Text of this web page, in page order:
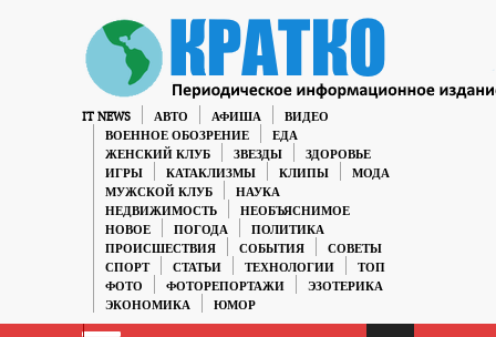
IT NEWS АВТО АФИША
ВИДЕО
ВОЕННОЕ ОБОЗРЕНИЕ
ЕДА
ЖЕНСКИЙ КЛУБ
ЗВЕЗДЫ
ЗДОРОВЬЕ
ИГРЫ
КАТАКЛИЗМЫ КЛИПЫ
МОДА
МУЖСКОЙ КЛУБ
НАУКА
НЕДВИЖИМОСТЬ
НЕОБЪЯСНИМОЕ
НОВОЕ
ПОГОДА
ПОЛИТИКА
ПРОИСШЕСТВИЯ
СОБЫТИЯ
СОВЕТЫ
СПОРТ
СТАТЬИ ТЕХНОЛОГИИ
ТОП
ФОТО
ФОТОРЕПОРТАЖИ
ЭЗОТЕРИКА
ЭКОНОМИКА
ЮМОР